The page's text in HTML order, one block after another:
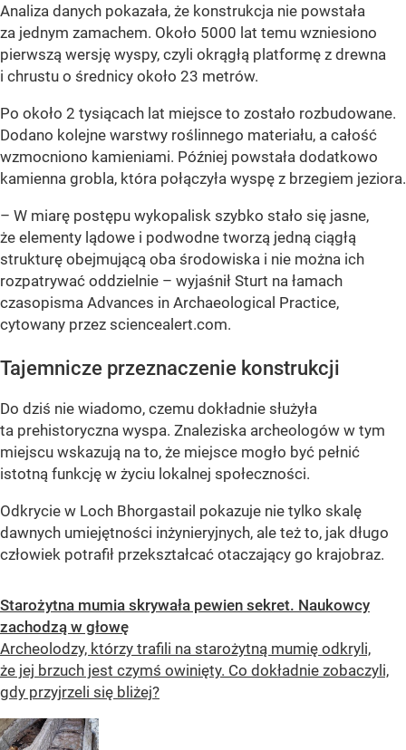
Analiza danych pokazała, że konstrukcja nie powstała
za jednym zamachem. Około 5000 lat temu wzniesiono
pierwszą wersję wyspy, czyli okrągłą platformę z drewna
i chrustu o średnicy około 23 metrów.
Po około 2 tysiącach lat miejsce to zostało rozbudowane.
Dodano kolejne warstwy roślinnego materiału, a całość
wzmocniono kamieniami. Później powstała dodatkowo
kamienna grobla, która połączyła wyspę z brzegiem jeziora.
– W miarę postępu wykopalisk szybko stało się jasne,
że elementy lądowe i podwodne tworzą jedną ciągłą
strukturę obejmującą oba środowiska i nie można ich
rozpatrywać oddzielnie – wyjaśnił Sturt na łamach
czasopisma Advances in Archaeological Practice,
cytowany przez sciencealert.com.
Tajemnicze przeznaczenie konstrukcji
Do dziś nie wiadomo, czemu dokładnie służyła
ta prehistoryczna wyspa. Znaleziska archeologów w tym
miejscu wskazują na to, że miejsce mogło być pełnić
istotną funkcję w życiu lokalnej społeczności.
Odkrycie w Loch Bhorgastail pokazuje nie tylko skalę
dawnych umiejętności inżynieryjnych, ale też to, jak długo
człowiek potrafił przekształcać otaczający go krajobraz.
Starożytna mumia skrywała pewien sekret. Naukowcy
zachodzą w głowę
Archeolodzy, którzy trafili na starożytną mumię odkryli,
że jej brzuch jest czymś owinięty. Co dokładnie zobaczyli,
gdy przyjrzeli się bliżej?